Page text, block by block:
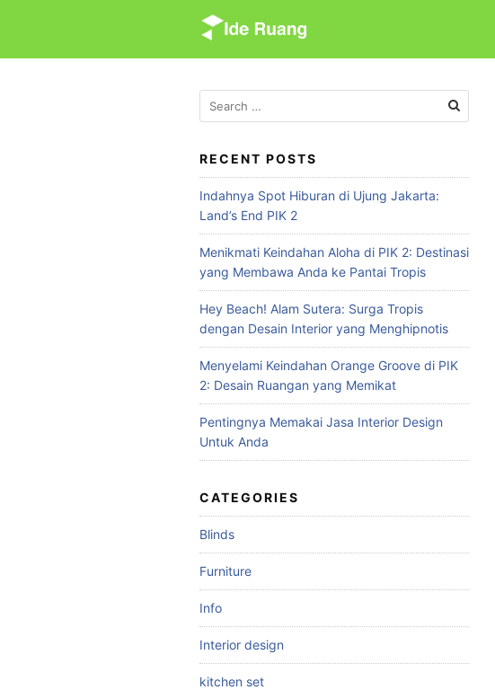
i
e
r
c
h
f
o
r
:
RECENT POSTS
Indahnya Spot Hiburan di Ujung Jakarta:
Land’s End PIK 2
Menikmati Keindahan Aloha di PIK 2: Destinasi
yang Membawa Anda ke Pantai Tropis
Hey Beach! Alam Sutera: Surga Tropis
dengan Desain Interior yang Menghipnotis
Menyelami Keindahan Orange Groove di PIK
2: Desain Ruangan yang Memikat
Pentingnya Memakai Jasa Interior Design
Untuk Anda
CATEGORIES
Blinds
Furniture
Info
Interior design
kitchen set